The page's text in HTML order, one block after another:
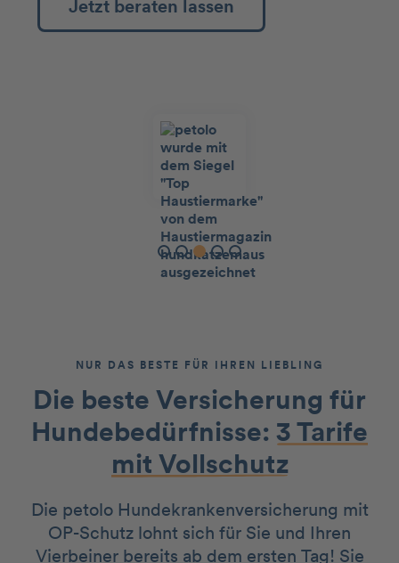
Jetzt beraten lassen
NUR DAS BESTE FÜR IHREN LIEBLING
Die beste Versicherung für
Hundebedürfnisse: 3 Tarife
mit Vollschutz
Die petolo Hundekrankenversicherung mit
OP-Schutz lohnt sich für Sie und Ihren
Vierbeiner bereits ab dem ersten Tag! Sie